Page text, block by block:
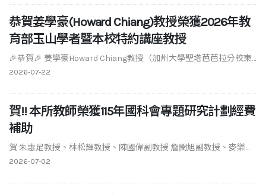
恭賀姜學豪(Howard Chiang)教授榮獲2026年教
育部玉山學者暨本校特約講座教授
🎉恭賀🎉 姜學豪Howard Chiang教授（加州大學聖塔芭芭拉分校東
亞系賴和吳濁流臺灣研究講座教
2026-07-22
賀!! 本所教師榮獲115年國科會專題研究計劃經費
補助
賀 朱惠足教授、林松輝教授、陳國偉副教授 詹閔旭副教授、麥樂文
助理教授 榮獲115年國科會專題研究計
2026-07-02